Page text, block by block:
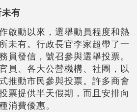
有
啟動以來，選舉動員程度和熱
未有。行政長官李家超帶了一
員發信，號召參與選舉投票。
員、各大公營機構、社團，以
推動市民參與投票。許多商會
票提供半天假期，而且安排向
消費優惠。